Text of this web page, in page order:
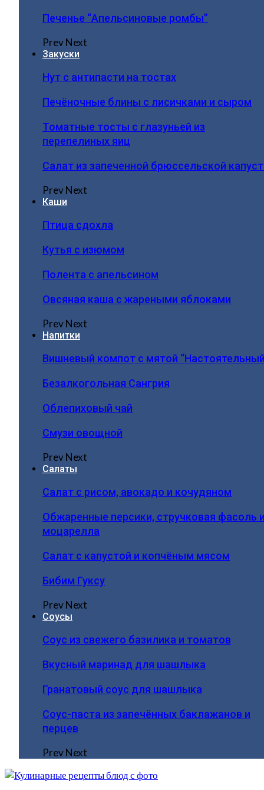
Печенье “Апельсиновые ромбы”
PrevNext
Закуски
Нут с антипасти на тостах
Печёночные блины с лисичками и сыром
Томатные тосты с глазуньей из
перепелиных яиц
Салат из запеченной брюссельской
PrevNext
Каши
Птица сдохла
Кутья с изюмом
Полента с апельсином
Овсяная каша с жареными яблоками
PrevNext
Напитки
Вишневый компот с мятой
Безалкогольная Сангрия
Облепиховый чай
Смузи овощной
PrevNext
Салаты
Салат с рисом, авокадо и кочудяном
Обжаренные персики, стручковая фасоль
моцарелла
Салат с капустой и копчёным мясом
Бибим Гуксу
PrevNext
Соусы
Соус из свежего базилика и томатов
Вкусный маринад для шашлыка
Гранатовый соус для шашлыка
Соус-паста из запечённых баклажанов и
перцев
PrevNext